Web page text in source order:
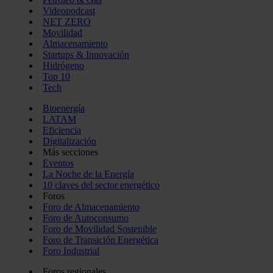
Videopodcast
NET ZERO
Movilidad
Almacenamiento
Startups & Innovación
Hidrógeno
Top 10
Tech
Bioenergía
LATAM
Eficiencia
Digitalización
Más secciones
Eventos
La Noche de la Energía
10 claves del sector energético
Foros
Foro de Almacenamiento
Foro de Autoconsumo
Foro de Movilidad Sostenible
Foro de Transición Energética
Foro Industrial